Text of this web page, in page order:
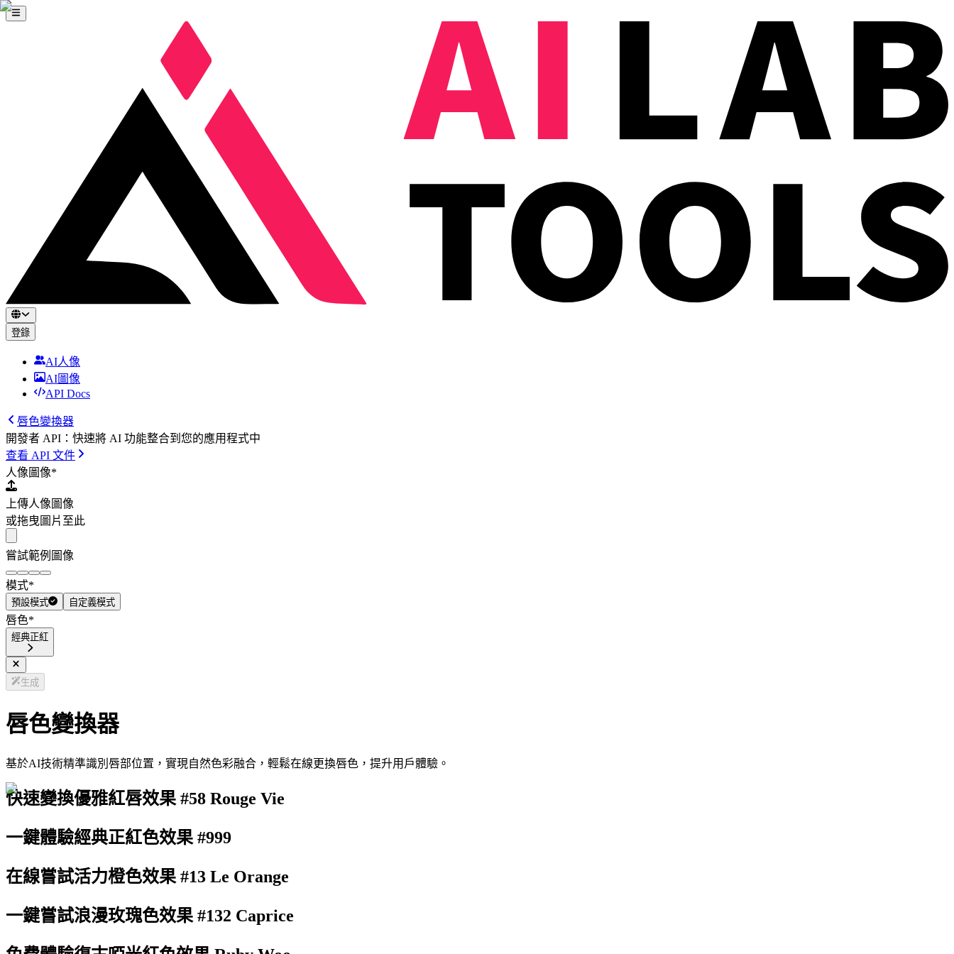
登錄
AI人像
AI圖像
API Docs
唇色變換器
開發者 API：快速將 AI 功能整合到您的應用程式中
查看 API 文件
人像圖像*
上傳人像圖像
或拖曳圖片至此
嘗試範例圖像
模式*
預設模式 自定義模式
唇色*
經典正紅
生成
唇色變換器
基於AI技術精準識別唇部位置，實現自然色彩融合，輕鬆在線更換唇色，提升用戶體驗。
快速變換優雅紅唇效果 #58 Rouge Vie
一鍵體驗經典正紅色效果 #999
在線嘗試活力橙色效果 #13 Le Orange
一鍵嘗試浪漫玫瑰色效果 #132 Caprice